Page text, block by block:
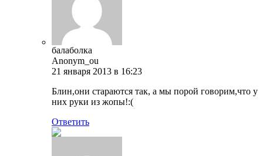
балаболка
Anonym_ou
21 января 2013 в 16:23
Блин,они стараются так, а мы порой говорим,что у
них руки из жопы!:(
Ответить